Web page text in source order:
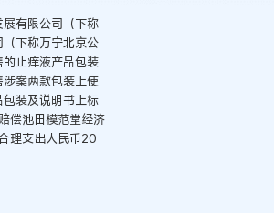
有限公司（下称
下称万宁北京公
止痒液产品包装
案两款包装上使
装及说明书上标
偿池田模范堂经济
理支出人民币20